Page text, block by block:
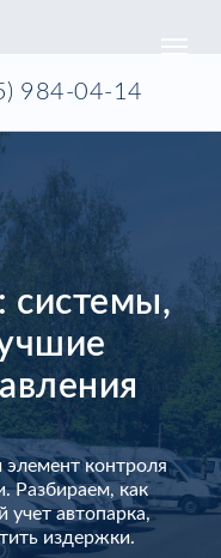
984-04-14
системы,
контроля
Разбираем, как
автопарка,
издержки.